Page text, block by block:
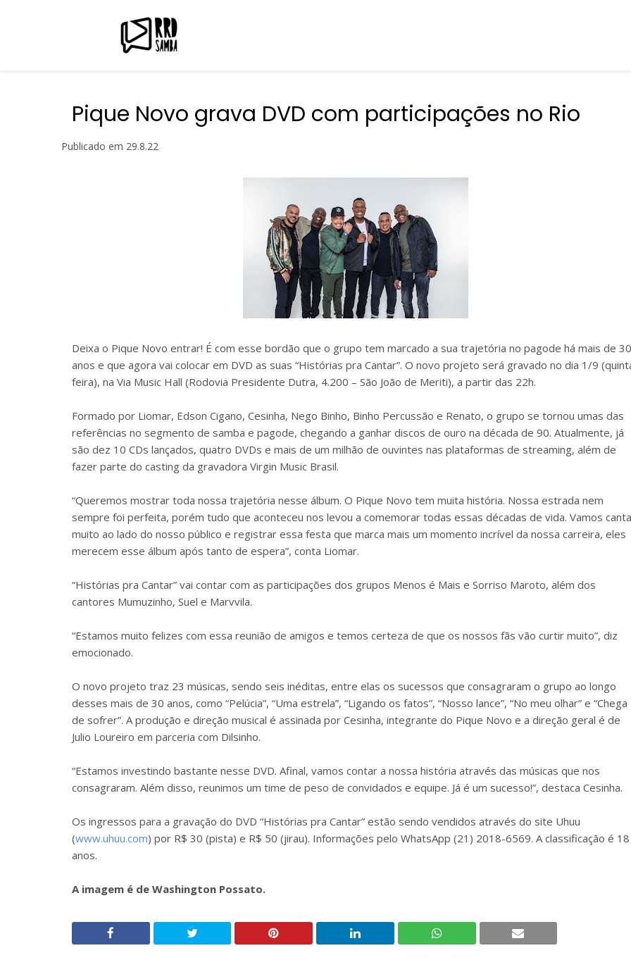
Pique Novo grava DVD com participações no Rio
Publicado em 29.8.22
Deixa o Pique Novo entrar! É com esse bordão que o grupo tem marcado a sua trajetória no pagode há mais de 30
anos e que agora vai colocar em DVD as suas “Histórias pra Cantar”. O novo projeto será gravado no dia 1/9
feira), na Via Music Hall (Rodovia Presidente Dutra, 4.200 – São João de Meriti), a partir das 22h.
Formado por Liomar, Edson Cigano, Cesinha, Nego Binho, Binho Percussão e Renato, o grupo se tornou umas das
referências no segmento de samba e pagode, chegando a ganhar discos de ouro na década de 90. Atualmente, já
são dez 10 CDs lançados, quatro DVDs e mais de um milhão de ouvintes nas plataformas de streaming, além de
fazer parte do casting da gravadora Virgin Music Brasil.
“Queremos mostrar toda nossa trajetória nesse álbum. O Pique Novo tem muita história. Nossa estrada nem
sempre foi perfeita, porém tudo que aconteceu nos levou a comemorar todas essas décadas de vida. Vamos
muito ao lado do nosso público e registrar essa festa que marca mais um momento incrível da nossa carreira, eles
merecem esse álbum após tanto de espera”, conta Liomar.
“Histórias pra Cantar” vai contar com as participações dos grupos Menos é Mais e Sorriso Maroto, além dos
cantores Mumuzinho, Suel e Marvvila.
“Estamos muito felizes com essa reunião de amigos e temos certeza de que os nossos fãs vão curtir muito”, diz
emocionado.
O novo projeto traz 23 músicas, sendo seis inéditas, entre elas os sucessos que consagraram o grupo ao longo
desses mais de 30 anos, como “Pelúcia”, “Uma estrela”, “Ligando os fatos”, “Nosso lance”, “No meu olhar” e “Chega
de sofrer”. A produção e direção musical é assinada por Cesinha, integrante do Pique Novo e a direção geral é de
Julio Loureiro em parceria com Dilsinho.
“Estamos investindo bastante nesse DVD. Afinal, vamos contar a nossa história através das músicas que nos
consagraram. Além disso, reunimos um time de peso de convidados e equipe. Já é um sucesso!”, destaca Cesinha.
Os ingressos para a gravação do DVD “Histórias pra Cantar” estão sendo vendidos através do site Uhuu
(www.uhuu.com) por R$ 30 (pista) e R$ 50 (jirau). Informações pelo WhatsApp (21) 2018-6569. A classificação é 18
anos.
A imagem é de Washington Possato.